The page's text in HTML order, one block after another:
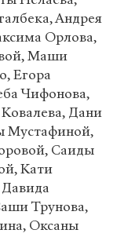
Андрея
Орлова,
Маши
Егора
Чифонова,
Дани
Мустафиной,
Саиды
Кати
Трунова,
Оксаны